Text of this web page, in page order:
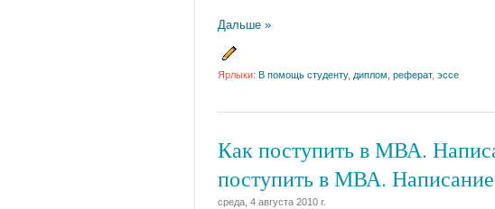
Дальше »
Ярлыки: В помощь студенту, диплом реферат, эссе
Как поступить в МВА.
поступить в МВА.
среда, 4 августа 2010 г.